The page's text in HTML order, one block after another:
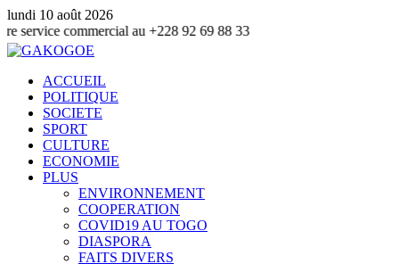
lundi 10 août 2026
au +228 92 69 88 33
ACCUEIL
POLITIQUE
SOCIETE
SPORT
CULTURE
ECONOMIE
PLUS
ENVIRONNEMENT
COOPERATION
COVID19 AU TOGO
DIASPORA
FAITS DIVERS